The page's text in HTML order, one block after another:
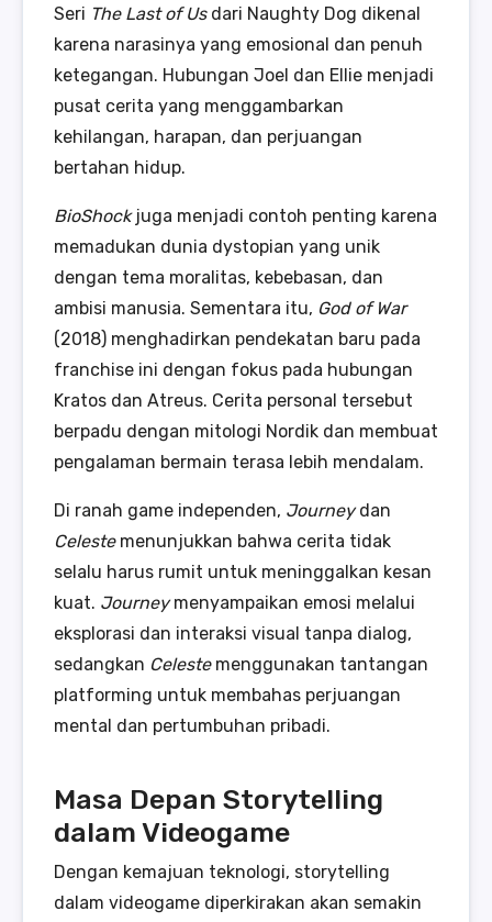
Seri The Last of Usdari Naughty Dog dikenal
karena narasinya yang emosional dan penuh
ketegangan. Hubungan Joel dan Ellie menjadi
pusat cerita yang menggambarkan
kehilangan, harapan, dan perjuangan
bertahan hidup.
BioShockjuga menjadi contoh penting karena
memadukan dunia dystopian yang unik
dengan tema moralitas, kebebasan, dan
ambisi manusia. Sementara itu, God of War
(2018) menghadirkan pendekatan baru pada
franchise ini dengan fokus pada hubungan
Kratos dan Atreus. Cerita personal tersebut
berpadu dengan mitologi Nordik dan membuat
pengalaman bermain terasa lebih mendalam.
Di ranah game independen, Journeydan
Celestemenunjukkan bahwa cerita tidak
selalu harus rumit untuk meninggalkan kesan
kuat. Journeymenyampaikan emosi melalui
eksplorasi dan interaksi visual tanpa dialog,
sedangkan Celestemenggunakan tantangan
platforming untuk membahas perjuangan
mental dan pertumbuhan pribadi.
Masa Depan Storytelling
dalam Videogame
Dengan kemajuan teknologi, storytelling
dalam videogame diperkirakan akan semakin